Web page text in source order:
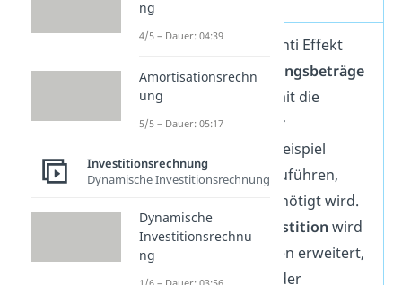
Beim Lohmann Ruchti Effekt
werdenAbschreibungsbeträge
verwendet, um damit die
Finanzierung neuer
, zum Beispiel
Maschinen, durchzuführen,
bevor ein Ersatz benötigt wird.
Durch diese
Reinvestition wird
das Anlagevermögen erweitert,
ohne dass Eigen- oder
ng
4/5 – Dauer: 04:39
Amortisationsrechn
ung
5/5 – Dauer: 05:17
Investitionsrechnung
Dynamische Investitionsrechnung
Dynamische
Investitionsrechnu
ng